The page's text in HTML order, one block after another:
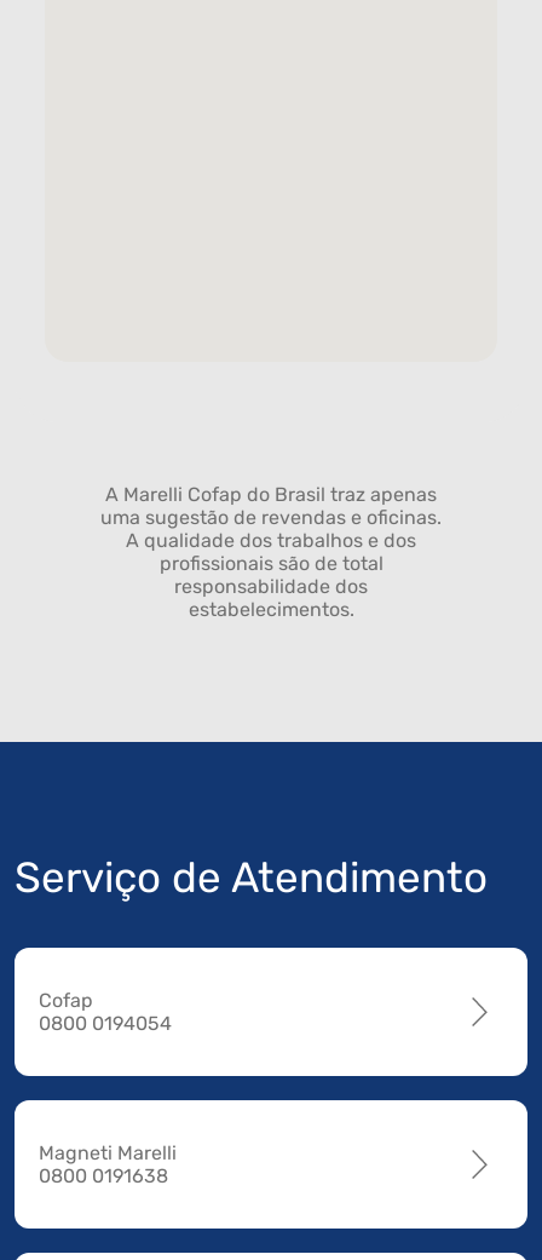
A Marelli Cofap do Brasil traz apenas
uma sugestão de revendas e oficinas.
A qualidade dos trabalhos e dos
profissionais são de total
responsabilidade dos
estabelecimentos.
Serviço de Atendimento
Cofap
0800 0194054
Magneti Marelli
0800 0191638